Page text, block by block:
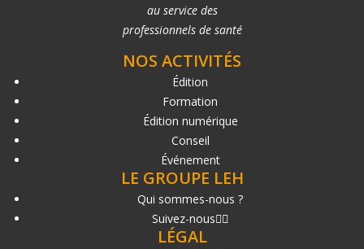
au service des
professionnels de santé
NOS ACTIVITÉS
Édition
Formation
Édition numérique
Conseil
Événement
LE GROUPE LEH
Qui sommes-nous ?
Suivez-nous
LÉGAL